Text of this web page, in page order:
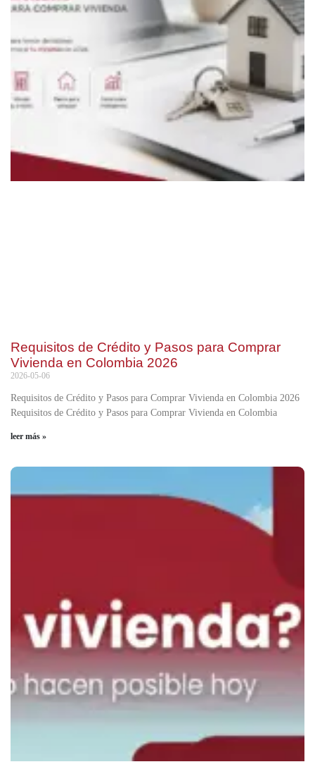
Requisitos de Crédito y Pasos para Comprar
Vivienda en Colombia 2026
2026-05-06
Requisitos de Crédito y Pasos para Comprar Vivienda en Colombia 2026
Requisitos de Crédito y Pasos para Comprar Vivienda en Colombia
leer más »